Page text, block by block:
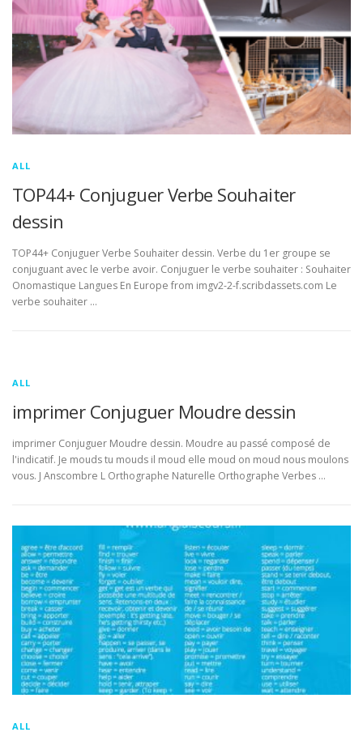
ALL
TOP44+ Conjuguer Verbe Souhaiter
dessin
TOP44+ Conjuguer Verbe Souhaiter dessin. Verbe du 1er groupe se
conjuguant avec le verbe avoir. Conjuguer le verbe souhaiter : Souhaiter
Onomastique Langues En Europe from imgv2-2-f.scribdassets.com Le
verbe souhaiter …
ALL
imprimer Conjuguer Moudre dessin
imprimer Conjuguer Moudre dessin. Moudre au passé composé de
l'indicatif. Je mouds tu mouds il moud elle moud on moud nous moulons
vous. J Anscombre L Orthographe Naturelle Orthographe Verbes …
ALL